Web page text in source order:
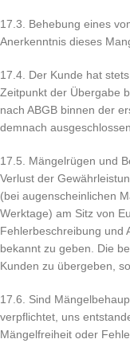
17.3. Behebung eines
Anerkenntnis dieses
17.4. Der Kunde hat
Zeitpunkt der Übergabe
nach ABGB binnen der
demnach ausgeschlossen.
17.5. Mängelrügen und
Verlust der
(bei augenscheinlichen
Werktage) am Sitz von
Fehlerbeschreibung und
bekannt zu geben. Die
Kunden zu übergeben,
17.6. Sind
verpflichtet, uns
Mängelfreiheit oder